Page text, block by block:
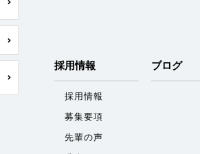
採用情報
採用情報
募集要項
先輩の声
ブログ